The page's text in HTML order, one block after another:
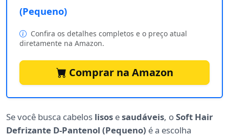
(Pequeno)
Confira os detalhes completos e o preço atual
diretamente na Amazon.
Comprar na Amazon
Se você busca cabelos lisos esaudáveis, oSoft Hair
Defrizante D-Pantenol (Pequeno) é a escolha